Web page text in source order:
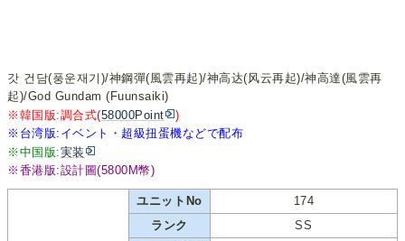
갓 건담(풍운재기)/神鋼彈(風雲再起)/神高达(风云再起)/神高達(風雲再
起)/God Gundam (Fuunsaiki)
※韓国版:調合式(58000Point
)
※台湾版:イベント・超級扭蛋機などで配布
※中国版:実装
※香港版:設計圖(5800M幣)
ユニットNo
174
ランク
SS